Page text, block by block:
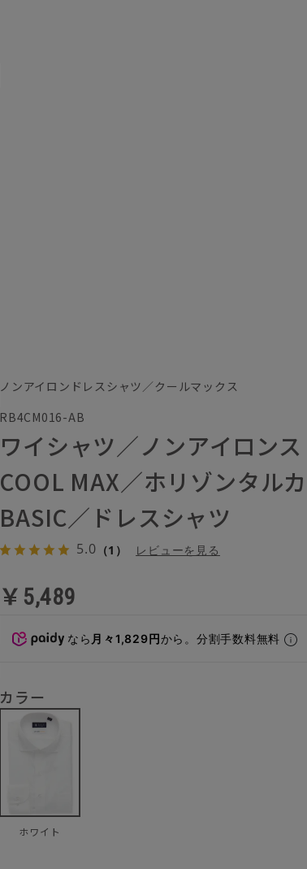
ノンアイロンドレスシャツ／クールマックス
RB4CM016-AB
ワイシャツ／ノンアイロン
COOL MAX／ホリゾンタル
BASIC／ドレスシャツ
5.0 （1） レビューを見る
￥5,489
なら 月々1,829円から。分割手数料無料
カラー
ホワイト